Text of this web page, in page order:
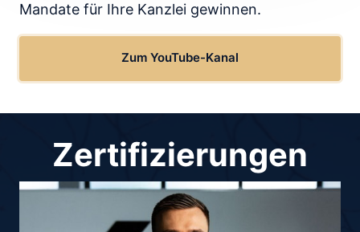
Mandate für Ihre Kanzlei gewinnen.
Zum YouTube-Kanal
Zertifizierungen